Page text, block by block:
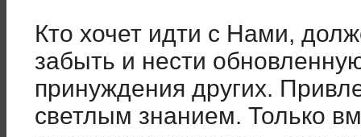
Кто хочет идти с Нами,
забыть и нести
принуждения других.
светлым знанием. Только